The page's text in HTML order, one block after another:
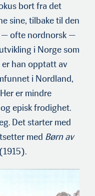
bort fra det
sine, tilbake til den
— ofte nordnorsk —
i Norge som
er han opptatt av
i Nordland,
er mindre
episk frodighet.
Det starter med
med Børn av